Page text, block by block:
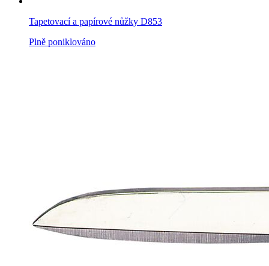
Tapetovací a papírové nůžky D853
Plně poniklováno